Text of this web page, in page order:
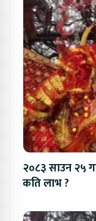
२०८३ साउन २५
कति लाभ ?